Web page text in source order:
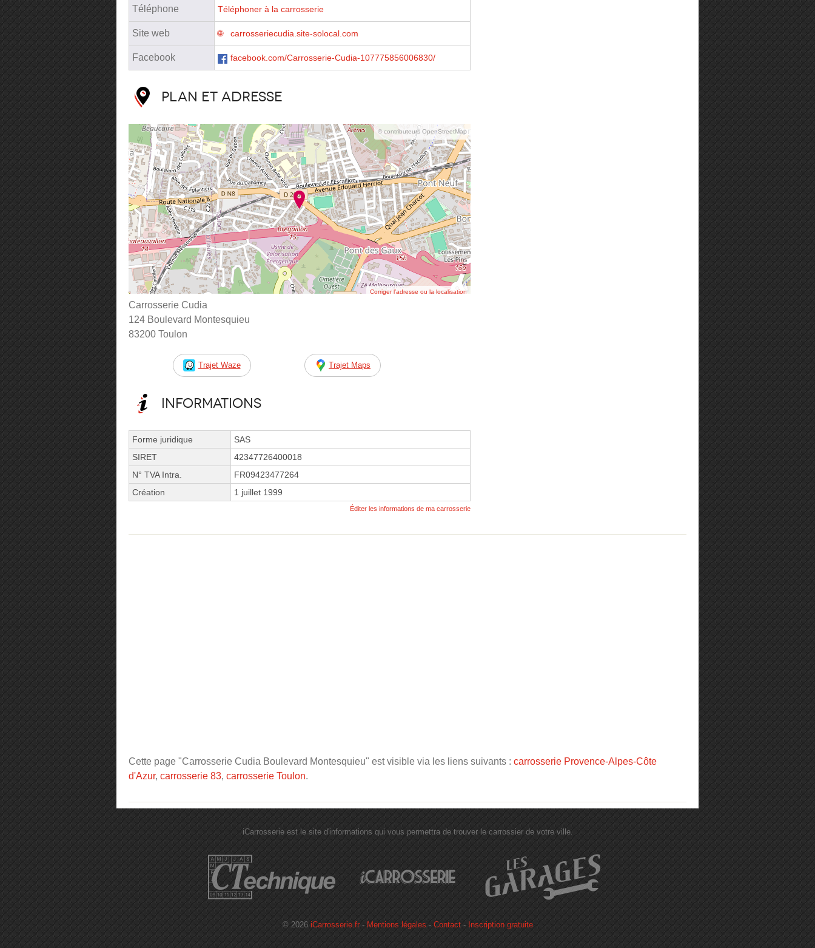
Téléphone Téléphoner à la carrosserie
Site web carrosseriecudia.site-solocal.com
Facebook facebook.com/Carrosserie-Cudia-107775856006830/
Plan et adresse
© contributeurs OpenStreetMap
Corriger l’adresse ou la localisation
Carrosserie Cudia
124 Boulevard Montesquieu
83200 Toulon
Trajet Waze Trajet Maps
Informations
Forme juridique
SAS
SIRET
42347726400018
N° TVA Intra.
FR09423477264
Création
1 juillet 1999
Éditer les informations de ma carrosserie
Cette page "Carrosserie Cudia Boulevard Montesquieu" est visible via les liens suivants : carrosserie Provence-Alpes-Côte
d'Azur, carrosserie 83, carrosserie Toulon.
iCarrosserie est le site d'informations qui vous permettra de trouver le carrossier de votre ville.
© 2026 iCarrosserie.fr - Mentions légales - Contact- Inscription gratuite